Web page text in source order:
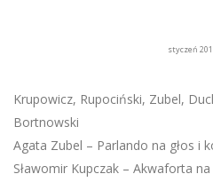
styczeń
Krupowicz, Rupociński, Zubel,
Bortnowski
Agata Zubel – Parlando na głos i
Sławomir Kupczak – Akwaforta